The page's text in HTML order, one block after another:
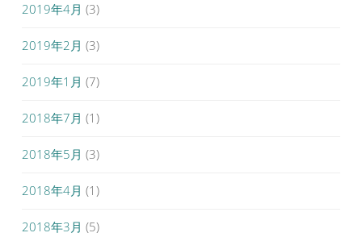
2019年4月 (3)
2019年2月 (3)
2019年1月 (7)
2018年7月 (1)
2018年5月 (3)
2018年4月 (1)
2018年3月 (5)